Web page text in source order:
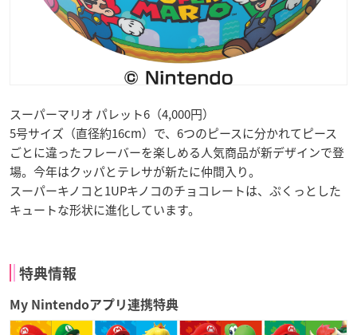
スーパーマリオ パレット6（4,000円）
5号サイズ（直径約16cm）で、6つのピースに分かれてピース
ごとに違ったフレーバーを楽しめる人気商品が新デザインで登
場。今年はクッパとテレサが新たに仲間入り。
スーパーキノコと1UPキノコのチョコレートは、ぷくっとした
キュートな形状に進化しています。
特典情報
My Nintendoアプリ連携特典